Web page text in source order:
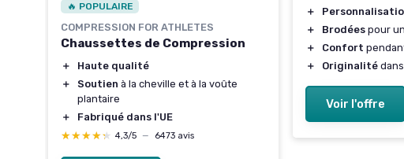
🔥 POPULAIRE
COMPRESSION FOR ATHLETES
Chaussettes de Compression
＋
Haute qualité
＋
Soutien à la cheville et à la voûte
plantaire
＋
Fabriqué dans l'UE
★★★★★
★★★★★ 4,3/5 — 6473 avis
＋
＋
Brodées pour
＋
Confort
＋
Originalité
Voir l'offre